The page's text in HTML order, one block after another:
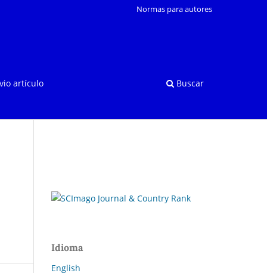
artículo Buscar
Normas para autores
Idioma
English